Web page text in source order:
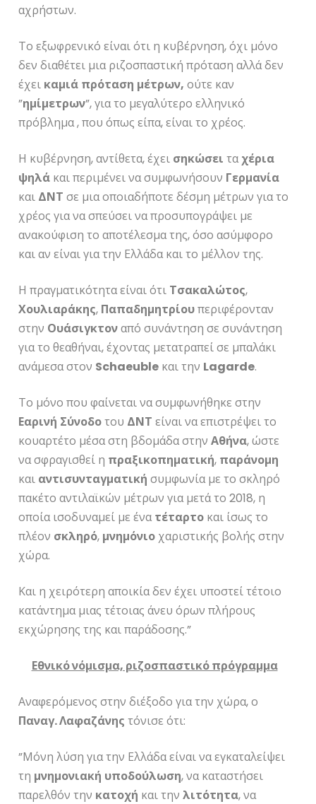
αχρήστων.
Το εξωφρενικό είναι ότι η κυβέρνηση, όχι μόνο
δεν διαθέτει μια ριζοσπαστική πρόταση αλλά δεν
έχει καμιά πρόταση μέτρων, ούτε καν
”ημίμετρων”, για το μεγαλύτερο ελληνικό
πρόβλημα , που όπως είπα, είναι το χρέος.
Η κυβέρνηση, αντίθετα, έχει σηκώσει ταχέρια
ψηλά και περιμένει να συμφωνήσουν Γερμανία
και ΔΝΤ σε μια οποιαδήποτε δέσμη μέτρων για το
χρέος για να σπεύσει να προσυπογράψει με
ανακούφιση το αποτέλεσμα της, όσο ασύμφορο
και αν είναι για την Ελλάδα και το μέλλον της.
Η πραγματικότητα είναι ότι Τσακαλώτος,
Χουλιαράκης, Παπαδημητρίουπεριφέρονταν
στην Ουάσιγκτοναπό συνάντηση σε συνάντηση
για το θεαθήναι, έχοντας μετατραπεί σε μπαλάκι
ανάμεσα στον Schaeuble και την Lagarde.
Το μόνο που φαίνεται να συμφωνήθηκε στην
Εαρινή Σύνοδοτου ΔΝΤ είναι να επιστρέψει το
κουαρτέτο μέσα στη βδομάδα στηνΑθήνα, ώστε
να σφραγισθεί η πραξικοπηματική, παράνομη
και αντισυνταγματική συμφωνία με το σκληρό
πακέτο αντιλαϊκών μέτρων για μετά το 2018, η
οποία ισοδυναμεί με ένατέταρτο και ίσως το
πλέον σκληρό, μνημόνιο χαριστικής βολής στην
χώρα.
Και η χειρότερη αποικία δεν έχει υποστεί τέτοιο
κατάντημα μιας τέτοιας άνευ όρων πλήρους
εκχώρησης της και παράδοσης.”
Εθνικό νόμισμα, ριζοσπαστικό πρόγραμμα
Αναφερόμενος στην διέξοδο για την χώρα, ο
Παναγ. Λαφαζάνης τόνισε ότι:
”Μόνη λύση για την Ελλάδα είναι να εγκαταλείψει
τη μνημονιακή υποδούλωση, να καταστήσει
παρελθόν την κατοχή και τηνλιτότητα, να